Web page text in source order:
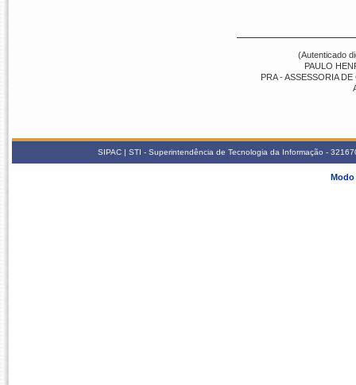
(Autenticado
PAULO
PRA - ASSESSORIA
SIPAC | STI - Superintendência de Tecnologia da Informação -
Modo